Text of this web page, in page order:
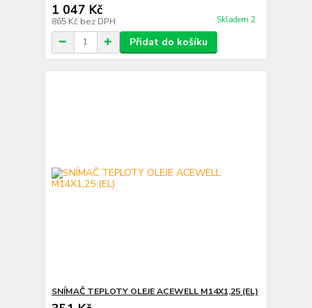
1 047 Kč
865 Kč bez DPH Skladem 2
Přidat do košíku
SNÍMAČ TEPLOTY OLEJE ACEWELL M14X1,25 (EL)